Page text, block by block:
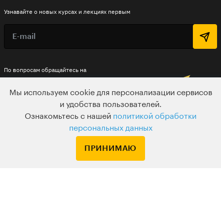
По вопросам обращайтесь на
+7 499 399 32 30
Узнавайте о новых курсах и лекциях первым
Мы используем cookie для персонализации сервисов
и удобства пользователей.
Ознакомьтесь с нашей политикой обработки
персональных данных
ПРИНИМАЮ